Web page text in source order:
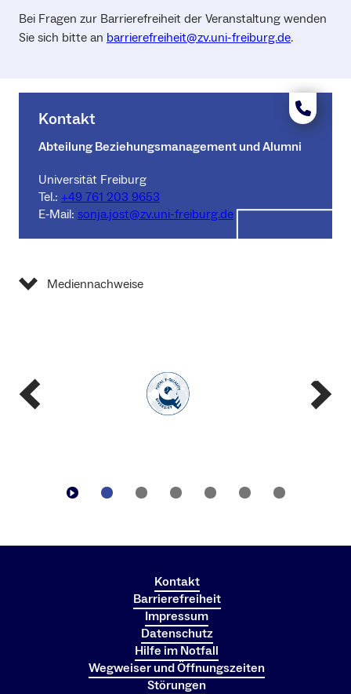
Bei Fragen zur Barrierefreiheit der Veranstaltung wenden
Sie sich bitte an barrierefreiheit@zv.uni-freiburg.de.
Kontakt
Abteilung Beziehungsmanagement und Alumni
Universität Freiburg
Tel.: +49 761 203 9653
E‑Mail: sonja.jost@zv.uni-freiburg.de
Mediennachweise
Kontakt
Barrierefreiheit
Impressum
Datenschutz
Hilfe im Notfall
Wegweiser und Öffnungszeiten
Störungen